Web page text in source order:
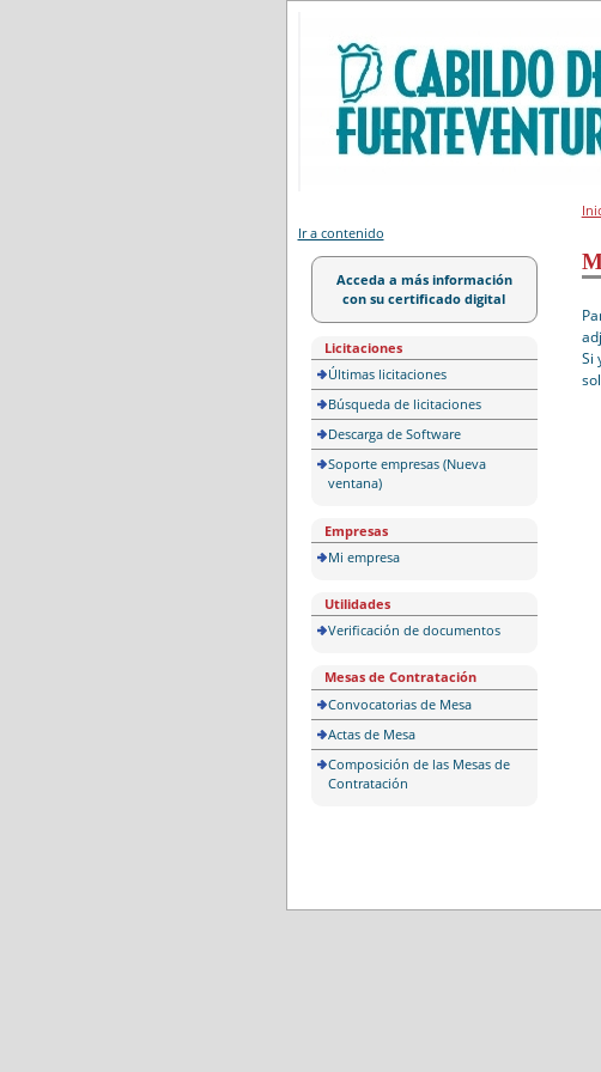
Ir a contenido
Acceda a más información
con su certificado digital
Licitaciones
Últimas licitaciones
Búsqueda de licitaciones
Descarga de Software
Soporte empresas (Nueva
ventana)
Empresas
Mi empresa
Utilidades
Verificación de documentos
Mesas de Contratación
Convocatorias de Mesa
Actas de Mesa
Composición de las Mesas de
Contratación
Si